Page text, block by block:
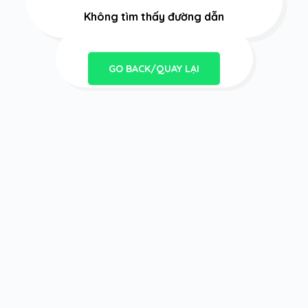
Không tìm thấy đường dẫn
GO BACK/QUAY LẠI